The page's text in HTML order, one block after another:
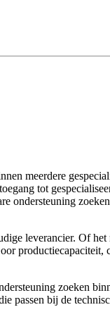
meerdere
tot
ondersteuning
leverancier. Of
zoeken
passen bij de